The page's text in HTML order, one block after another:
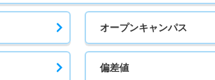
オープンキャンパス
偏差値